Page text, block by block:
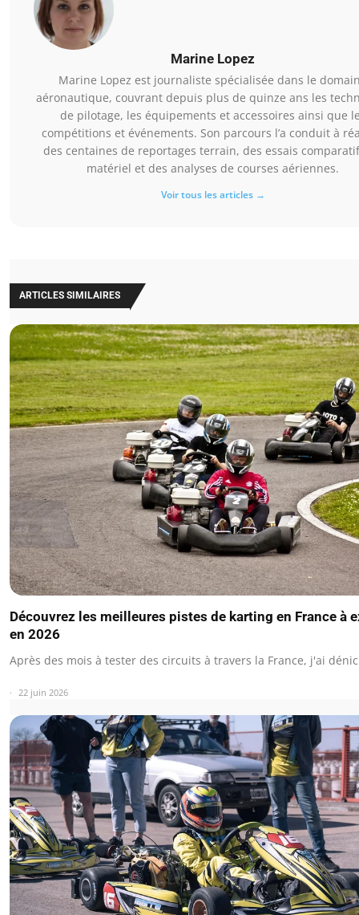
Marine Lopez
Marine Lopez est journaliste spécialisée dans le
aéronautique, couvrant depuis plus de quinze ans les
de pilotage, les équipements et accessoires ainsi que
compétitions et événements. Son parcours l’a conduit à
des centaines de reportages terrain, des essais
matériel et des analyses de courses aériennes.
Voir tous les articles →
ARTICLES SIMILAIRES
Découvrez les meilleures pistes de karting en France à
en 2026
Après des mois à tester des circuits à travers la France, j'ai
22 juin 2026